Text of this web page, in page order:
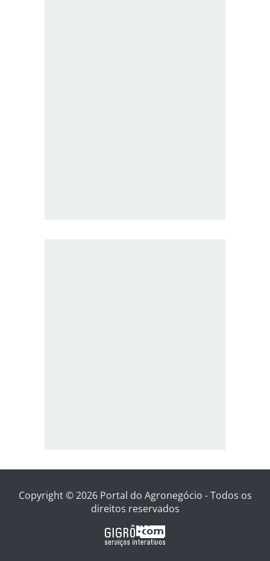
Copyright © 2026 Portal do Agronegócio - Todos os
direitos reservados